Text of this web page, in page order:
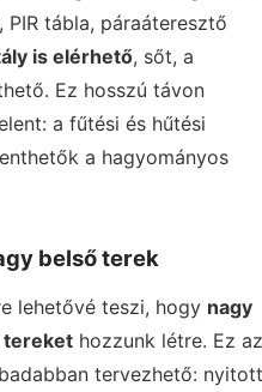
tábla, páraáteresztő
is elérhető, sőt, a
Ez hosszú távon
a fűtési és hűtési
a hagyományos
belső terek
lehetővé teszi, hogy nagy
tereket hozzunk létre. Ez
tervezhető: nyitott